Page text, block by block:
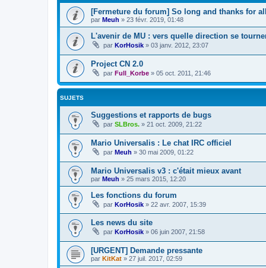
[Fermeture du forum] So long and thanks for
par Meuh » 23 févr. 2019, 01:48
L'avenir de MU : vers quelle direction se
par KorHosik » 03 janv. 2012, 23:07
Project CN 2.0
par Full_Korbe » 05 oct. 2011, 21:46
SUJETS
Suggestions et rapports de bugs
par SLBros. » 21 oct. 2009, 21:22
Mario Universalis : Le chat IRC officiel
par Meuh » 30 mai 2009, 01:22
Mario Universalis v3 : c'était mieux avant
par Meuh » 25 mars 2015, 12:20
Les fonctions du forum
par KorHosik » 22 avr. 2007, 15:39
Les news du site
par KorHosik » 06 juin 2007, 21:58
[URGENT] Demande pressante
par KitKat » 27 juil. 2017, 02:59